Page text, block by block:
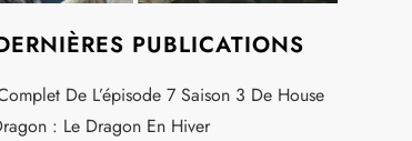
PUBLICATIONS
De L’épisode 7 Saison 3 De House
: Le Dragon En Hiver